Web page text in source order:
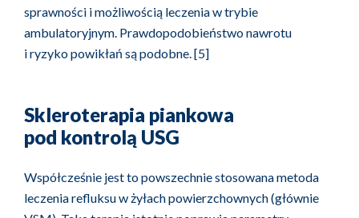
sprawności i możliwością leczenia w trybie
ambulatoryjnym. Prawdopodobieństwo nawrotu
i ryzyko powikłań są podobne. [5]
Skleroterapia piankowa
pod kontrolą USG
Współcześnie jest to powszechnie stosowana metoda
leczenia refluksu w żyłach powierzchownych (głównie